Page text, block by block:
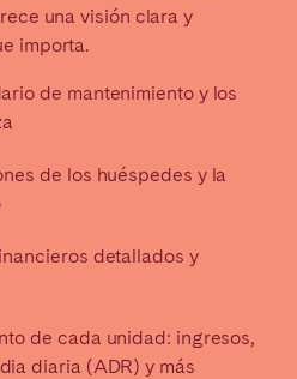
una visión clara y
importa.
de mantenimiento y los
de los huéspedes y la
detallados y
de cada unidad: ingresos,
diaria (ADR) y más